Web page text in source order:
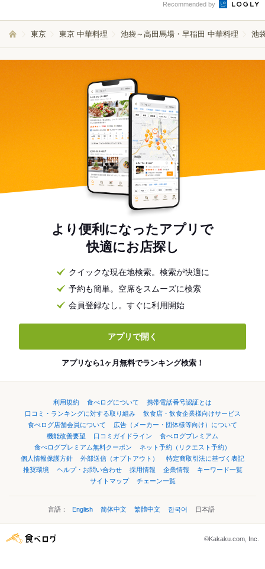
Recommended by
東京 東京 中華料理 池袋～高田馬場・早稲田 中華料理 池
より便利になったアプリで
快適にお店探し
クイックな現在地検索。検索が快適に
予約も簡単。空席をスムーズに検索
会員登録なし。すぐに利用開始
アプリで開く
アプリなら1ヶ月無料でランキング検索！
利用規約 食べログについて
携帯電話番号認証とは
口コミ・ランキングに対する取り組み
飲食店・飲食企業様向けサービス
食べログ店舗会員について
広告（メーカー・団体様等向け）について
機能改善要望
口コミガイドライン
食べログプレミアム
食べログプレミアム無料クーポン
ネット予約（リクエスト予約）
個人情報保護方針
外部送信（オプトアウト）
特定商取引法に基づく表記
推奨環境
ヘルプ・お問い合わせ 採用情報 企業情報
キーワード一覧
サイトマップ
チェーン一覧
言語： English 简体中文 繁體中文 한국어 日本語
©Kakaku.com, Inc.